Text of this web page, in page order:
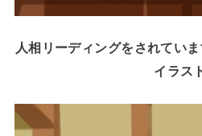
人相リーディングをされてい
イラス